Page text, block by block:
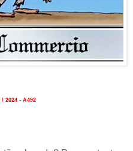
2024 - A492